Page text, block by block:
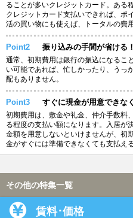
ることが多いクレジットカード。ある
クレジットカード支払いできれば、ポ
活の買い物にも使えば、トータルの費
Point2 振り込みの手間が省ける！
通常、初期費用は銀行の振込になるこ
い可能であれば、忙しかったり、うっ
配もありません。
Point3 すぐに現金が用意できな
初期費用は、敷金や礼金、仲介手数料
る程度の支払い額になります。入居が
金額を用意しないといけませんが、初
金がすぐには準備できなくても支払え
その他の特集一覧
賃料･価格